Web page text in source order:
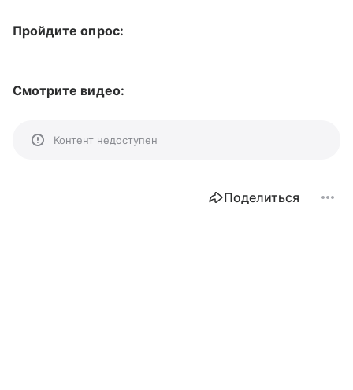
Пройдите опрос:
Смотрите видео:
Контент недоступен
Поделиться